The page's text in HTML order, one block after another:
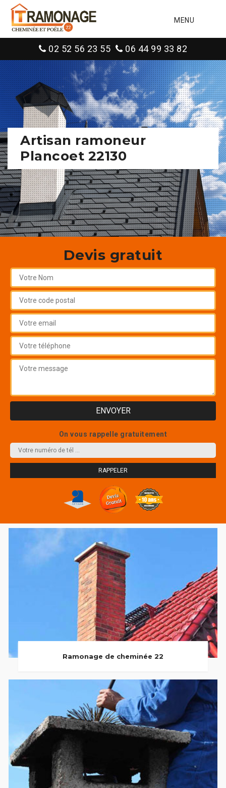
MENU
02 52 56 23 55 06 44 99 33 82
Artisan ramoneur
Plancoet 22130
Devis gratuit
On vous rappelle gratuitement
Ramonage de cheminée 22